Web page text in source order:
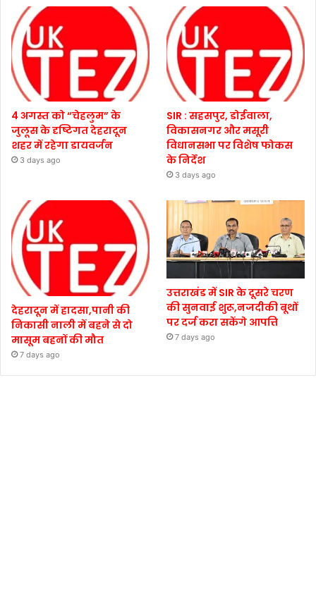
4 अगस्त को “चेहलुम” के
जुलूस के दृष्टिगत देहरादून
शहर में रहेगा डायवर्जन
3 days ago
SIR : सहसपुर, डोईवाला,
विकासनगर और मसूरी
विधानसभा पर विशेष फोकस
के निर्देश
3 days ago
देहरादून में हादसा,पानी की
निकासी नाली में बहने से दो
मासूम बहनों की मौत
7 days ago
उत्तराखंड में SIR के दूसरे चरण
की सुनवाई शुरू,नजदीकी बूथों
पर दर्ज करा सकेंगे आपत्ति
7 days ago